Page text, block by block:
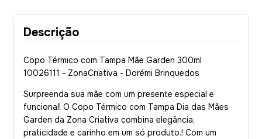
Descrição
Copo Térmico com Tampa Mãe Garden 300ml
10026111 - ZonaCriativa - Dorémi Brinquedos
Surpreenda sua mãe com um presente especial e
funcional! O Copo Térmico com Tampa Dia das Mães
Garden da Zona Criativa combina elegância,
praticidade e carinho em um só produto.! Com um